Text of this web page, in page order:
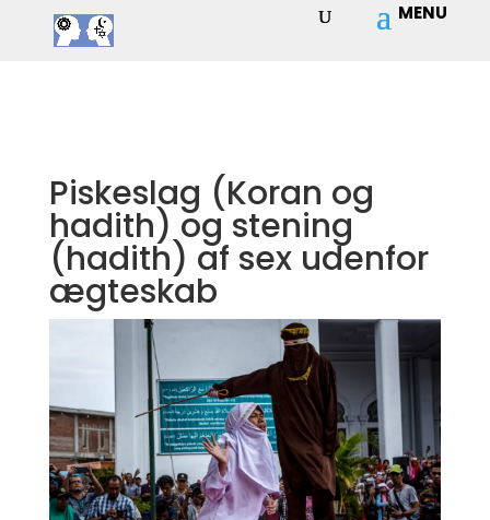
Piskeslag (Koran og
hadith) og stening
(hadith) af sex udenfor
ægteskab